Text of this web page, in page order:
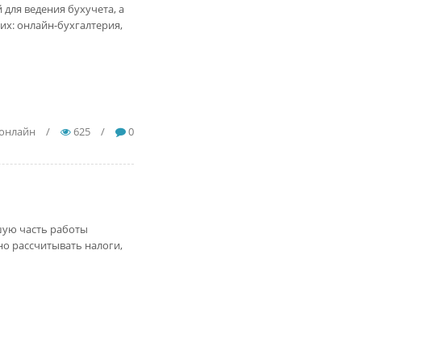
ведения бухучета, а
онлайн-бухгалтерия,
/ 625 / 0
часть работы
рассчитывать налоги,